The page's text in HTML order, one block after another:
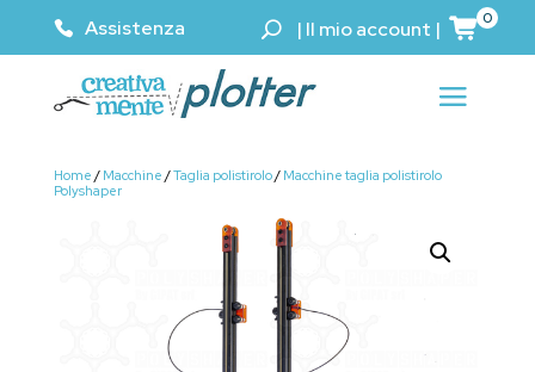
Assistenza | Il mio account | 0
Home / Macchine /Taglia polistirolo/ Macchine taglia polistirolo
Polyshaper